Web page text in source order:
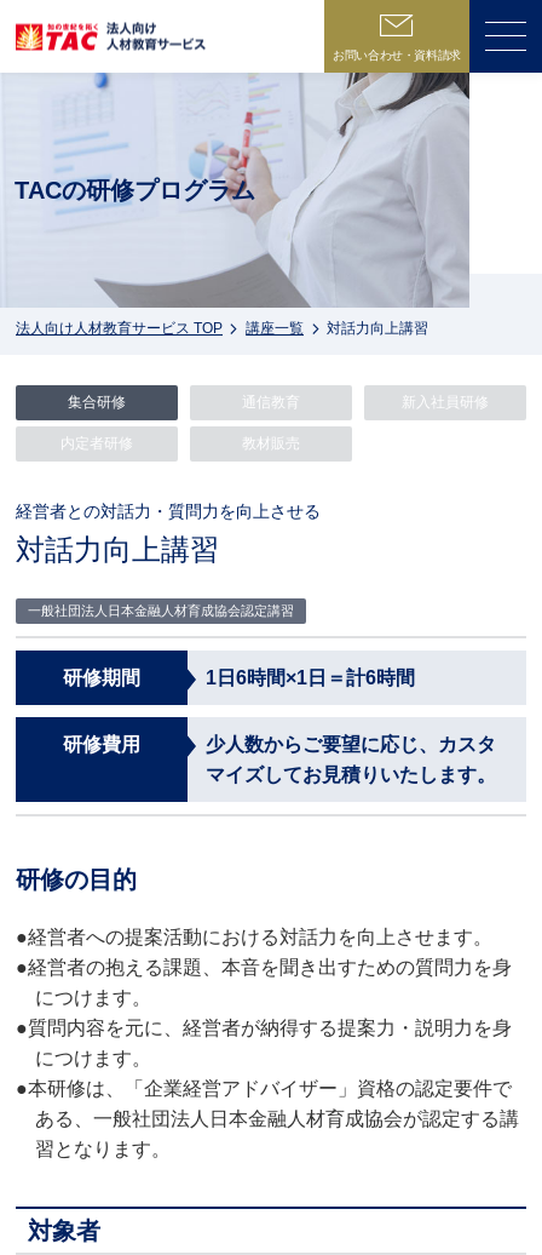
お問い合わせ・資料請求
TACの研修プログラム
法人向け人材教育サービス TOP 講座一覧 対話力向上講習
集合研修 通信教育 新入社員研修
内定者研修 教材販売
経営者との対話力・質問力を向上させる
対話力向上講習
一般社団法人日本金融人材育成協会認定講習
研修期間 1日6時間×1日＝計6時間
研修費用
少人数からご要望に応じ、カスタ
マイズしてお見積りいたします。
研修の目的
●経営者への提案活動における対話力を向上させます。
●経営者の抱える課題、本音を聞き出すための質問力を身
につけます。
●質問内容を元に、経営者が納得する提案力・説明力を身
につけます。
●本研修は、「企業経営アドバイザー」資格の認定要件で
ある、一般社団法人日本金融人材育成協会が認定する講
習となります。
対象者